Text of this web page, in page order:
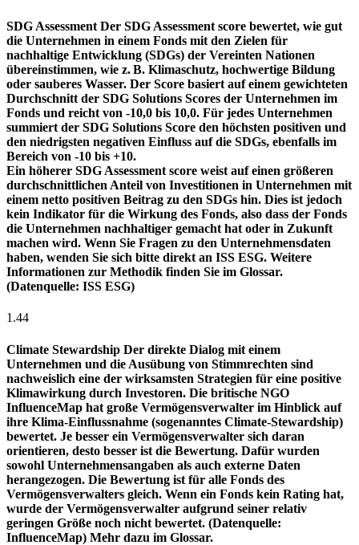
SDG Assessment Der SDG Assessment score bewertet, wie gut
die Unternehmen in einem Fonds mit den Zielen für
nachhaltige Entwicklung (SDGs) der Vereinten Nationen
übereinstimmen, wie z. B. Klimaschutz, hochwertige Bildung
oder sauberes Wasser. Der Score basiert auf einem gewichteten
Durchschnitt der SDG Solutions Scores der Unternehmen im
Fonds und reicht von -10,0 bis 10,0. Für jedes Unternehmen
summiert der SDG Solutions Score den höchsten positiven und
den niedrigsten negativen Einfluss auf die SDGs, ebenfalls im
Bereich von -10 bis +10.
Ein höherer SDG Assessment score weist auf einen größeren
durchschnittlichen Anteil von Investitionen in Unternehmen mit
einem netto positiven Beitrag zu den SDGs hin. Dies ist jedoch
kein Indikator für die Wirkung des Fonds, also dass der Fonds
die Unternehmen nachhaltiger gemacht hat oder in Zukunft
machen wird. Wenn Sie Fragen zu den Unternehmensdaten
haben, wenden Sie sich bitte direkt an ISS ESG. Weitere
Informationen zur Methodik finden Sie im Glossar.
(Datenquelle: ISS ESG)
1.44
Climate Stewardship Der direkte Dialog mit einem
Unternehmen und die Ausübung von Stimmrechten sind
nachweislich eine der wirksamsten Strategien für eine positive
Klimawirkung durch Investoren. Die britische NGO
InfluenceMap hat große Vermögensverwalter im Hinblick auf
ihre Klima-Einflussnahme (sogenanntes Climate-Stewardship)
bewertet. Je besser ein Vermögensverwalter sich daran
orientieren, desto besser ist die Bewertung. Dafür wurden
sowohl Unternehmensangaben als auch externe Daten
herangezogen. Die Bewertung ist für alle Fonds des
Vermögensverwalters gleich. Wenn ein Fonds kein Rating hat,
wurde der Vermögensverwalter aufgrund seiner relativ
geringen Größe noch nicht bewertet. (Datenquelle:
InfluenceMap) Mehr dazu im Glossar.